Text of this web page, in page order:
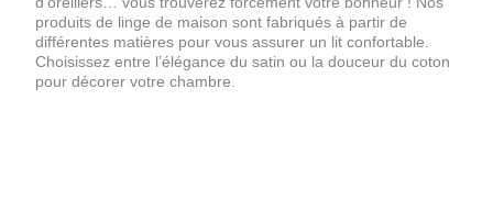
produits de linge de maison sont fabriqués à partir de
différentes matières pour vous assurer un lit confortable.
Choisissez entre l’élégance du satin ou la douceur du coton
pour décorer votre chambre.